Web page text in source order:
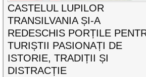
CASTELUL LUPILOR
TRANSILVANIA ȘI-A
REDESCHIS PORȚILE
TURIȘTII PASIONAȚI DE
ISTORIE, TRADIȚII ȘI
DISTRACȚIE